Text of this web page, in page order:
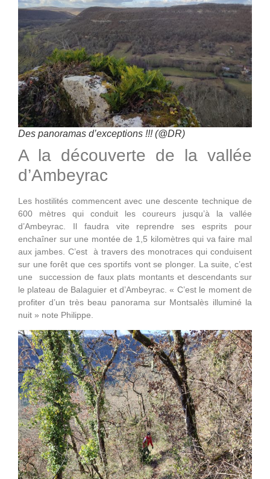
Des panoramas d’exceptions !!! (@DR)
A la découverte de la vallée
d’Ambeyrac
Les hostilités commencent avec une descente technique de
600 mètres qui conduit les coureurs jusqu’à la vallée
d’Ambeyrac. Il faudra vite reprendre ses esprits pour
enchaîner sur une montée de 1,5 kilomètres qui va faire mal
aux jambes. C’est à travers des monotraces qui conduisent
sur une forêt que ces sportifs vont se plonger. La suite, c’est
une succession de faux plats montants et descendants sur
le plateau de Balaguier et d’Ambeyrac. « C’est le moment de
profiter d’un très beau panorama sur Montsalès illuminé la
nuit » note Philippe.